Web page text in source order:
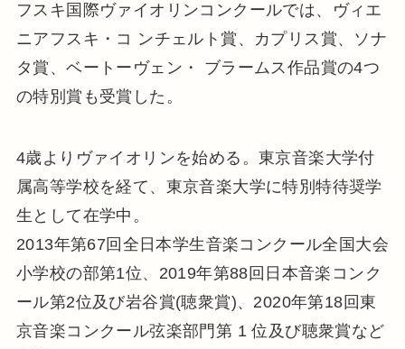
フスキ国際ヴァイオリンコンクールでは、ヴィエ
ニアフスキ・コ ンチェルト賞、カプリス賞、ソナ
タ賞、ベートーヴェン・ ブラームス作品賞の4つ
の特別賞も受賞した。
4歳よりヴァイオリンを始める。東京音楽大学付
属高等学校を経て、東京音楽大学に特別特待奨学
生として在学中。
2013年第67回全日本学生音楽コンクール全国大会
小学校の部第1位、2019年第88回日本音楽コンク
ール第2位及び岩谷賞(聴衆賞)、2020年第18回東
京音楽コンクール弦楽部門第 1 位及び聴衆賞など